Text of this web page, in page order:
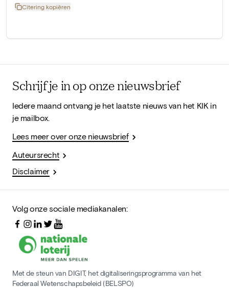
Citering kopiëren
Schrijf je in op onze nieuwsbrief
Iedere maand ontvang je het laatste nieuws van het KIK in
je mailbox.
Lees meer over onze nieuwsbrief
Auteursrecht
Disclaimer
Volg onze sociale mediakanalen:
Met de steun van DIGIT, het digitaliseringsprogramma van het
Federaal Wetenschapsbeleid (BELSPO)